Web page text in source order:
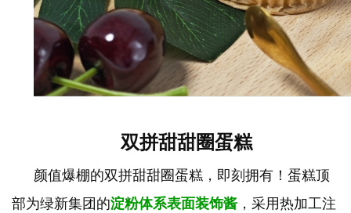
双拼甜甜圈蛋糕
颜值爆棚的双拼甜甜圈蛋糕，即刻拥有！蛋糕顶
部为绿新集团的淀粉体系表面装饰酱 ，采用热加工注